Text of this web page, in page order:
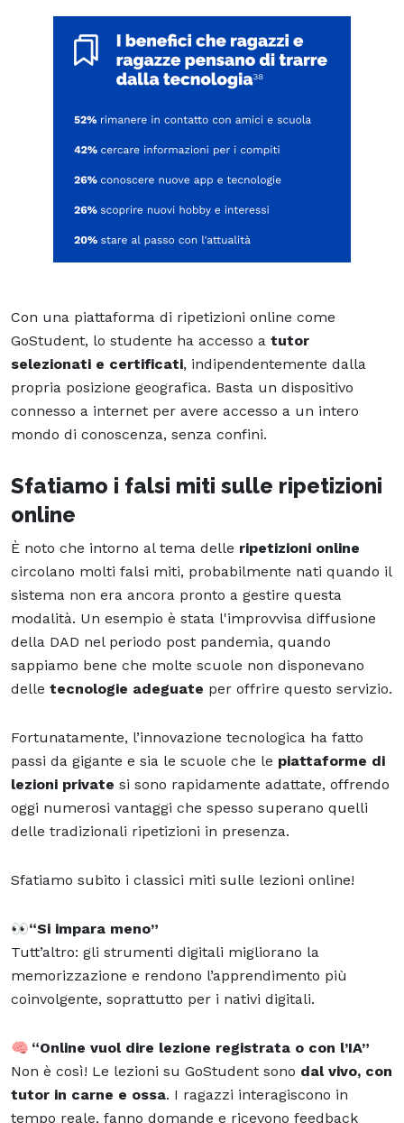
Con una piattaforma di ripetizioni online come
GoStudent, lo studente ha accesso a tutor
selezionati e certificati, indipendentemente dalla
propria posizione geografica. Basta un dispositivo
connesso a internet per avere accesso a un intero
mondo di conoscenza, senza confini.
Sfatiamo i falsi miti sulle ripetizioni
online
È noto che intorno al tema delle ripetizioni online
circolano molti falsi miti, probabilmente nati quando il
sistema non era ancora pronto a gestire questa
modalità. Un esempio è stata l'improvvisa diffusione
della DAD nel periodo post pandemia, quando
sappiamo bene che molte scuole non disponevano
delle tecnologie adeguate per offrire questo servizio.
Fortunatamente, l’innovazione tecnologica ha fatto
passi da gigante e sia le scuole che le piattaforme di
lezioni private si sono rapidamente adattate, offrendo
oggi numerosi vantaggi che spesso superano quelli
delle tradizionali ripetizioni in presenza.
Sfatiamo subito i classici miti sulle lezioni online!
👀“Si impara meno”
Tutt’altro: gli strumenti digitali migliorano la
memorizzazione e rendono l’apprendimento più
coinvolgente, soprattutto per i nativi digitali.
🧠 “Online vuol dire lezione registrata o con l’IA”
Non è così! Le lezioni su GoStudent sono dal vivo, con
tutor in carne e ossa. I ragazzi interagiscono in
tempo reale, fanno domande e ricevono feedback